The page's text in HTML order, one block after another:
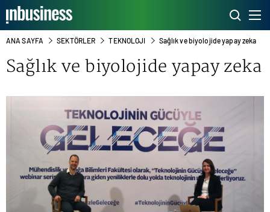
ANA SAYFA SEKTÖRLER TEKNOLOJI Sağlık ve biyolojide yapay zeka
Sağlık ve biyolojide yapay zeka